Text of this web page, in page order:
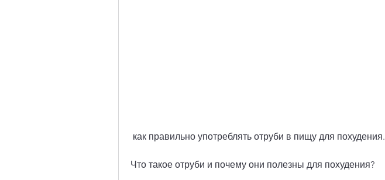
как правильно употреблять отруби в пищу для похудения.
Что такое отруби и почему они полезны для похудения?